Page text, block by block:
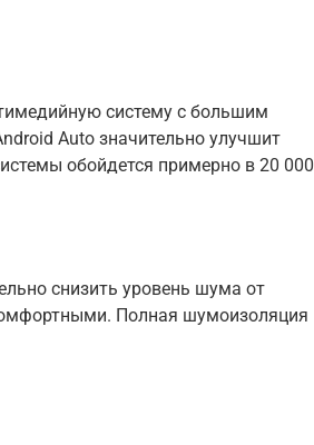
систему с большим
Auto значительно улучшит
обойдется примерно в 20 000
снизить уровень шума от
Полная шумоизоляция